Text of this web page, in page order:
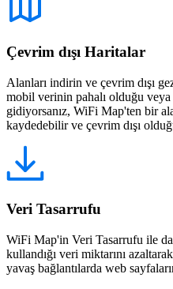
Çevrim dışı Haritalar
Alanları indirin ve çevrim dışı
mobil verinin pahalı olduğu veya
gidiyorsanız, WiFi Map'ten bir
kaydedebilir ve çevrim dışı
Veri Tasarrufu
WiFi Map'in Veri Tasarrufu ile
kullandığı veri miktarını
yavaş bağlantılarda web